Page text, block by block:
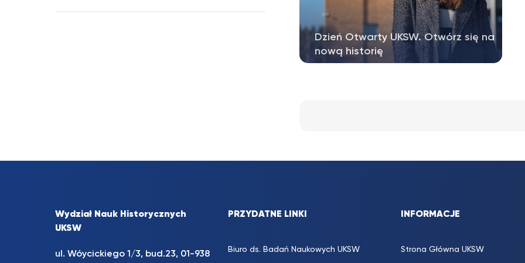
Dzień Otwarty UKSW. Otwórz się na
nową historię
Wydział Nauk Historycznych
UKSW
ul. Wóycickiego 1/3, bud.23, 01-938
PRZYDATNE LINKI
Biuro ds. Badań Naukowych UKSW
INFORMACJE
Strona Główna UKSW